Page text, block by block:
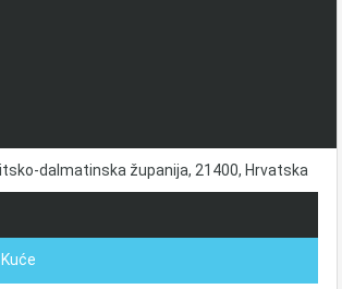
dalmatinska županija, 21400, Hrvatska